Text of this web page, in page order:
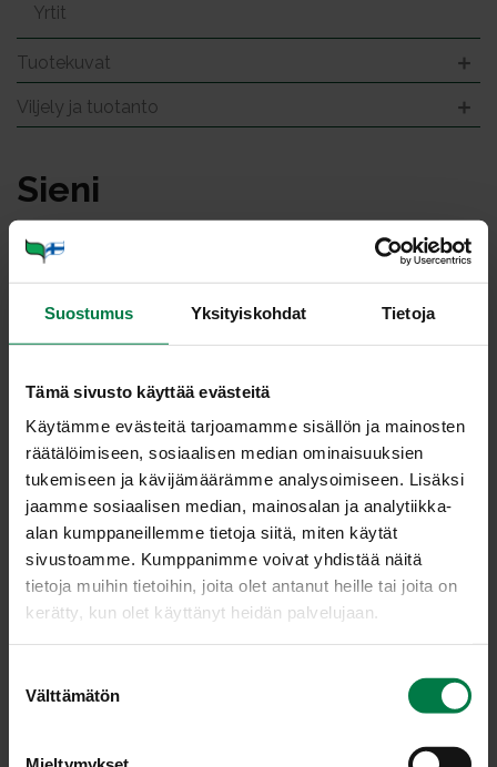
Suostumus Yksityiskohdat Tietoja
Tämä sivusto käyttää evästeitä
Käytämme evästeitä tarjoamamme sisällön ja mainosten
räätälöimiseen, sosiaalisen median ominaisuuksien
tukemiseen ja kävijämäärämme analysoimiseen. Lisäksi
jaamme sosiaalisen median, mainosalan ja analytiikka-
alan kumppaneillemme tietoja siitä, miten käytät
sivustoamme. Kumppanimme voivat yhdistää näitä
tietoja muihin tietoihin, joita olet antanut heille tai joita on
kerätty, kun olet käyttänyt heidän palvelujaan.
Välttämätön
Yrtit
Tuotekuvat
Viljely ja tuotanto
Sie­ni
Kuvat: 23
Aa­sia­lai­nen sie­ni kas­
vis­vok­ki
Avo­ka­do­sa­laat­ti
taat
Il­ta­pa­la­pii­raat sie­nis­tä
pi­naa­tis­ta